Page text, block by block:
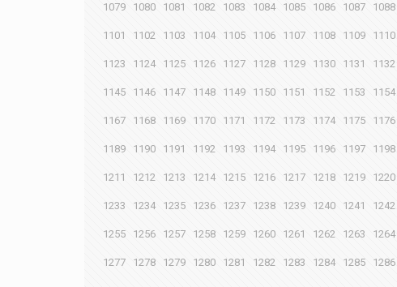
1079 1080 1081 1082 1083 1084 1085 1086 1087 1088
1101 1102 1103 1104 1105 1106 1107 1108 1109 1110
1123 1124 1125 1126 1127 1128 1129 1130 1131 1132
1145 1146 1147 1148 1149 1150 1151 1152 1153 1154
1167 1168 1169 1170 1171 1172 1173 1174 1175 1176
1189 1190 1191 1192 1193 1194 1195 1196 1197 1198
1211 1212 1213 1214 1215 1216 1217 1218 1219 1220
1233 1234 1235 1236 1237 1238 1239 1240 1241 1242
1255 1256 1257 1258 1259 1260 1261 1262 1263 1264
1277 1278 1279 1280 1281 1282 1283 1284 1285 1286